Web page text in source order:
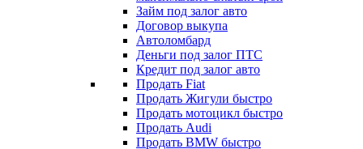
Займ под залог авто
Договор выкупа
Автоломбард
Деньги под залог ПТС
Кредит под залог авто
Продать Fiat
Продать Жигули быстро
Продать мотоцикл быстро
Продать Audi
Продать BMW быстро